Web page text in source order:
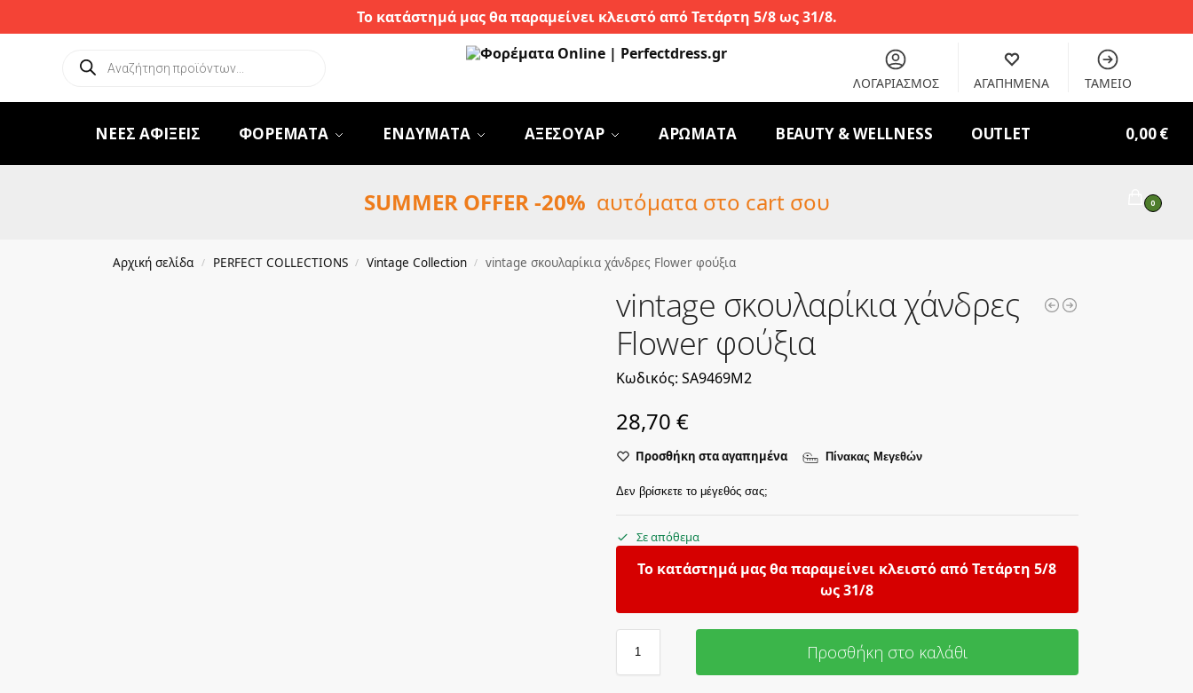
Το κατάστημά μας θα παραμείνει κλειστό από Τετάρτη 5/8 ως 31/8.
ΛΟΓΑΡΙΑΣΜΟΣ ΑΓΑΠΗΜΕΝΑ ΤΑΜΕΙΟ
ΝΕΕΣ ΑΦΙΞΕΙΣ ΦΟΡΕΜΑΤΑ ΕΝΔΥΜΑΤΑ ΑΞΕΣΟΥΑΡ ΑΡΩΜΑΤΑ BEAUTY & WELLNESS OUTLET 0,00€
0
SUMMER OFFER -20% αυτόματα στο cart σου
Αρχική σελίδα / PERFECT COLLECTIONS / Vintage Collection / vintage σκουλαρίκια χάνδρες Flower φούξια
vintage σκουλαρίκια χάνδρες
Flower φούξια
Κωδικός: SA9469M2
28,70 €
Προσθήκη στα αγαπημένα Πίνακας Μεγεθών
Δεν βρίσκετε το μέγεθός σας;
Σε απόθεμα
Το κατάστημά μας θα παραμείνει κλειστό από Τετάρτη 5/8
ως 31/8
Προσθήκη στο καλάθι